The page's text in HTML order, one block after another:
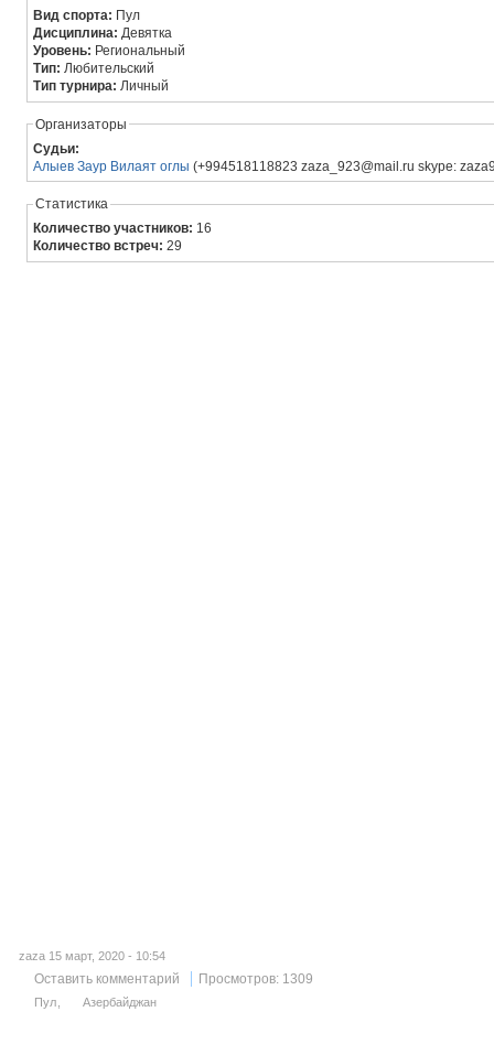
Вид спорта: Пул
Дисциплина: Девятка
Уровень: Региональный
Тип: Любительский
Тип турнира: Личный
Организаторы
Судьи:
Алыев Заур Вилаят оглы
(+994518118823
Статистика
Количество участников: 16
Количество встреч:29
zaza 15 март, 2020 - 10:54
Оставить комментарий Просмотров: 1309
Пул Азербайджан